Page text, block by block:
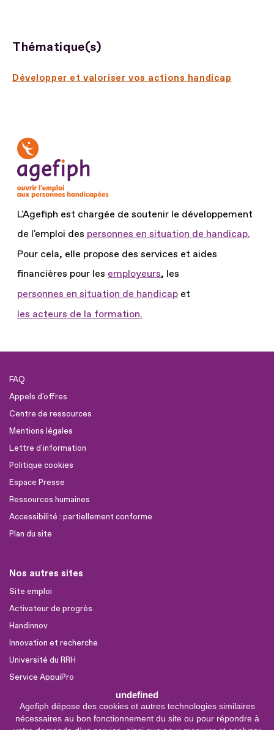
undefined
Agefiph dépose des cookies et autres technologies similaires
nécessaires au bon fonctionnement du site ou pour répondre à
Thématique(s)
Développer et valoriser vos actions handicap
L'Agefiph est chargée de soutenir le développement
de l'emploi des personnes en situation de handicap.
Pour cela, elle propose des services et aides
financières pour les employeurs, les
personnes en situation de handicap et
les acteurs de la formation.
FAQ
Appels d'offres
Centre de ressources
Mentions légales
Lettre d'information
Politique cookies
Espace Presse
Ressources humaines
Accessibilité : partiellement conforme
Plan du site
Nos autres sites
Site emploi
Activateur de progrès
Handinnov
Innovation et recherche
Université du RRH
Service AppuiPro
Nous suivre
Youtube